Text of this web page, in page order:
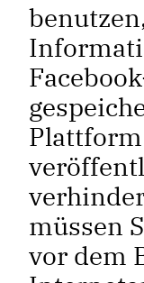
müssen
vor dem